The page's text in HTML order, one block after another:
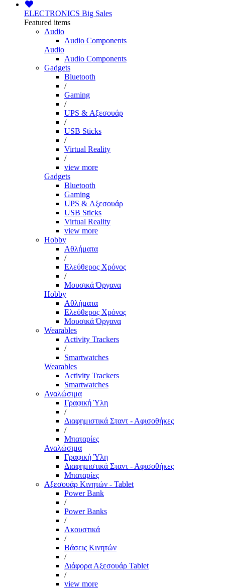
ELECTRONICS Big Sales
Featured items
Audio
Audio Components
Audio
Audio Components
Gadgets
Bluetooth
/
Gaming
/
UPS & Αξεσουάρ
/
USB Sticks
/
Virtual Reality
/
view more
Gadgets
Bluetooth
Gaming
UPS & Αξεσουάρ
USB Sticks
Virtual Reality
view more
Hobby
Αθλήματα
/
Ελεύθερος Χρόνος
/
Μουσικά Όργανα
Hobby
Αθλήματα
Ελεύθερος Χρόνος
Μουσικά Όργανα
Wearables
Activity Trackers
/
Smartwatches
Wearables
Activity Trackers
Smartwatches
Αναλώσιμα
Γραφική Ύλη
/
Διαφημιστικά Σταντ - Αφισοθήκες
/
Μπαταρίες
Αναλώσιμα
Γραφική Ύλη
Διαφημιστικά Σταντ - Αφισοθήκες
Μπαταρίες
Αξεσουάρ Κινητών - Tablet
Power Bank
/
Power Banks
/
Ακουστικά
/
Βάσεις Κινητών
/
Διάφορα Αξεσουάρ Tablet
/
view more